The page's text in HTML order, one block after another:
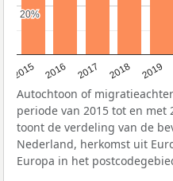
2015 2016 2017 2018 2019
20%
20%
Autochtoon of
periode van 2015 tot en met
toont de verdeling van de
Nederland, herkomst uit
Europa in het